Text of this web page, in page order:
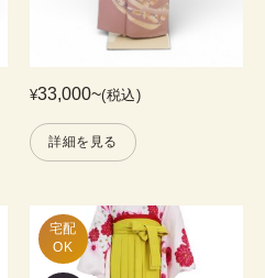
¥33,000~(税込)
詳細を見る
宅配
OK